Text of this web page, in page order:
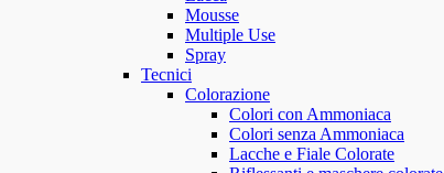
Mousse
Multiple Use
Spray
Tecnici
Colorazione
Colori con Ammoniaca
Colori senza Ammoniaca
Lacche e Fiale Colorate